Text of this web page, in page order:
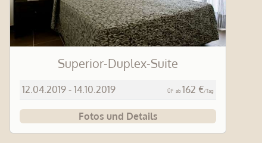
Superior-Duplex-Suite
12.04.2019 - 14.10.2019 ÜF ab 162 €/Tag
Fotos und Details